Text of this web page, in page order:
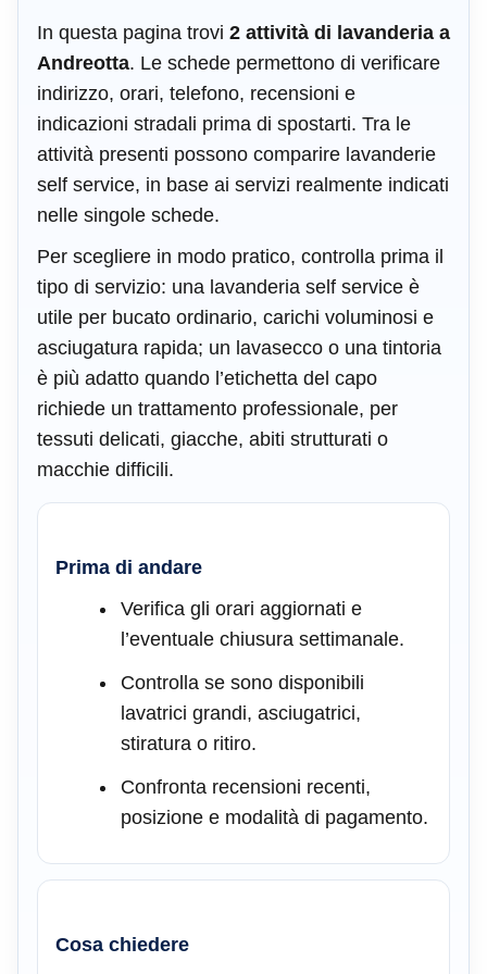
In questa pagina trovi 2 attività di lavanderia a
Andreotta. Le schede permettono di verificare
indirizzo, orari, telefono, recensioni e
indicazioni stradali prima di spostarti. Tra le
attività presenti possono comparire lavanderie
self service, in base ai servizi realmente indicati
nelle singole schede.
Per scegliere in modo pratico, controlla prima il
tipo di servizio: una lavanderia self service è
utile per bucato ordinario, carichi voluminosi e
asciugatura rapida; un lavasecco o una tintoria
è più adatto quando l’etichetta del capo
richiede un trattamento professionale, per
tessuti delicati, giacche, abiti strutturati o
macchie difficili.
Prima di andare
Verifica gli orari aggiornati e
l’eventuale chiusura settimanale.
Controlla se sono disponibili
lavatrici grandi, asciugatrici,
stiratura o ritiro.
Confronta recensioni recenti,
posizione e modalità di pagamento.
Cosa chiedere